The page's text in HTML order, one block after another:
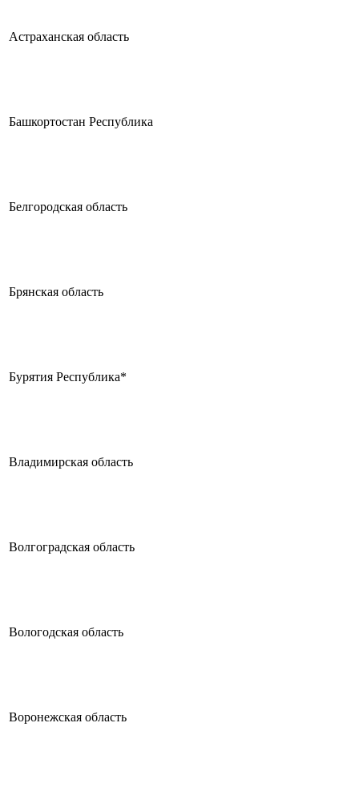
Астраханская область
Башкортостан Республика
Белгородская область
Брянская область
Бурятия Республика*
Владимирская область
Волгоградская область
Вологодская область
Воронежская область